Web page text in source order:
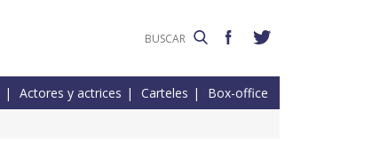
Actores y actrices Carteles Box-office